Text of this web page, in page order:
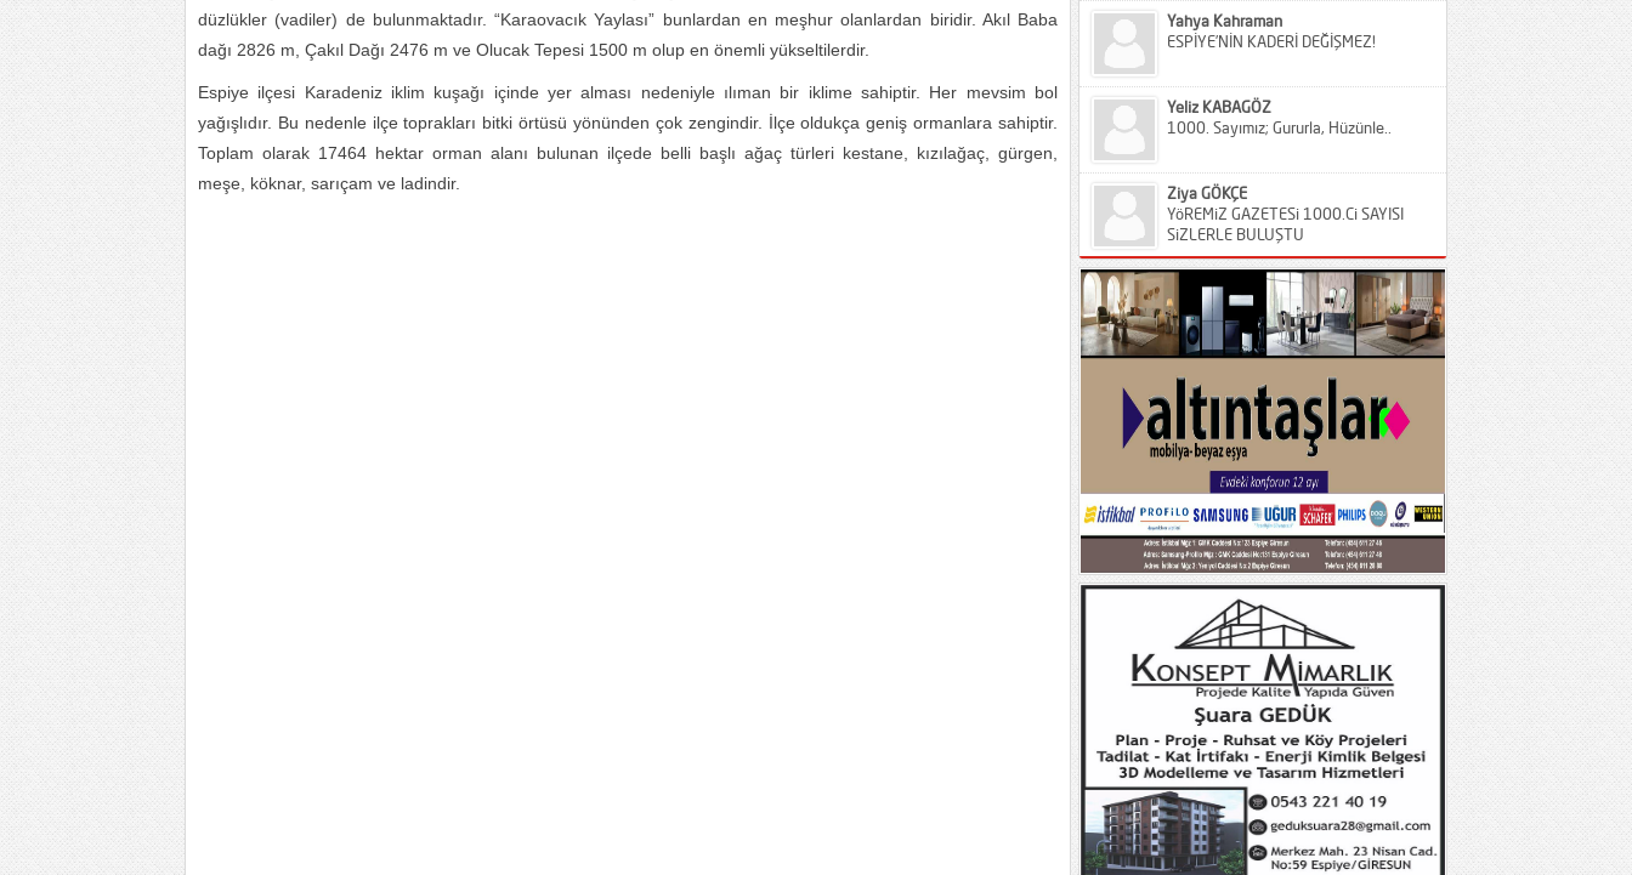
düzlükler (vadiler) de bulunmaktadır. “Karaovacık Yaylası” bunlardan en meşhur olanlardan biridir. Akıl Baba
dağı 2826 m, Çakıl Dağı 2476 m ve Olucak Tepesi 1500 m olup en önemli yükseltilerdir.
Espiye ilçesi Karadeniz iklim kuşağı içinde yer alması nedeniyle ılıman bir iklime sahiptir. Her mevsim bol
yağışlıdır. Bu nedenle ilçe toprakları bitki örtüsü yönünden çok zengindir. İlçe oldukça geniş ormanlara sahiptir.
Toplam olarak 17464 hektar orman alanı bulunan ilçede belli başlı ağaç türleri kestane, kızılağaç, gürgen,
meşe, köknar, sarıçam ve ladindir.
Yahya Kahraman
ESPİYE’NİN KADERİ DEĞİŞMEZ!
Yeliz KABAGÖZ
1000. Sayımız; Gururla, Hüzünle..
Ziya GÖKÇE
YöREMiZ GAZETESi 1000.Ci SAYISI
SiZLERLE BULUŞTU